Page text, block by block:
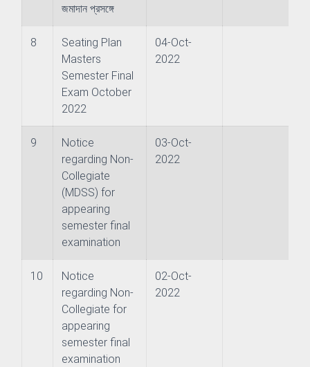
and Technology Transfer Centre
and Guidance
জমাদান প্রসঙ্গে
8
Seating Plan
Masters
Semester Final
Exam October
2022
04-Oct-
2022
9
Notice
regarding Non-
Collegiate
(MDSS) for
appearing
semester final
examination
03-Oct-
2022
10
Notice
regarding Non-
Collegiate for
appearing
semester final
examination
02-Oct-
2022